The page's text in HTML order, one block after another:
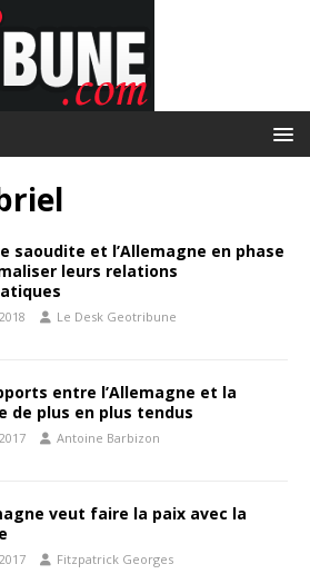
saoudite et l’Allemagne en phase
leurs relations
Le Desk Geotribune
entre l’Allemagne et la
de plus en plus tendus
Antoine Barbizon
veut faire la paix avec la
Fitzpatrick Georges